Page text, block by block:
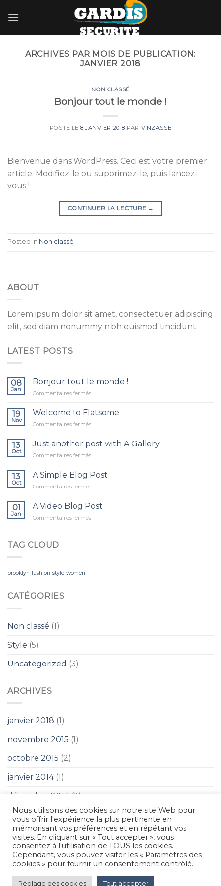
ARCHIVES PAR MOIS DE PUBLICATION:
JANVIER 2018
NON CLASSÉ
Bonjour tout le monde !
POSTÉ LE 8 JANVIER 2018 PAR VINZASSE
Bienvenue dans WordPress. Ceci est votre premier
article. Modifiez-le ou supprimez-le, puis lancez-
vous !
CONTINUER LA LECTURE →
Posted in Non classé
ABOUT
Lorem ipsum dolor sit amet, consectetuer adipiscing
elit, sed diam nonummy nibh euismod tincidunt.
LATEST POSTS
08
Jan
Bonjour tout le monde !
Commentaires ferméssur
tout
le
monde !
19
Nov
Welcome to Flatsome
Commentaires ferméssur
Flatsome
13
Oct
Just another post with A Gallery
Commentaires ferméssur
another
post
with
Gallery
13
Oct
A Simple Blog Post
Commentaires ferméssur
Simple
Blog
Post
01
Jan
A Video Blog Post
Commentaires ferméssur
TAG CLOUD
brooklyn fashion style women
CATÉGORIES
Non classé (1)
Style (5)
Uncategorized (3)
ARCHIVES
janvier 2018 (1)
novembre 2015 (1)
octobre 2015 (2)
janvier 2014(1)
décembre 2013 (2)
août 2013(2)
Nous utilisons des cookies sur notre site Web pour
vous offrir l'expérience la plus pertinente en
mémorisant vos préférences et en répétant vos
visites. En cliquant sur « Tout accepter », vous
consentez à l'utilisation de TOUS les cookies.
Cependant, vous pouvez visiter les « Paramètres des
cookies » pour fournir un consentement contrôlé.
Réglage des cookies Tout accepter